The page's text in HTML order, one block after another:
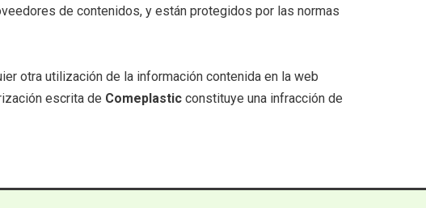
de contenidos, y están protegidos por las normas
otra utilización de la información contenida en la web
escrita de Comeplastic constituye una infracción de